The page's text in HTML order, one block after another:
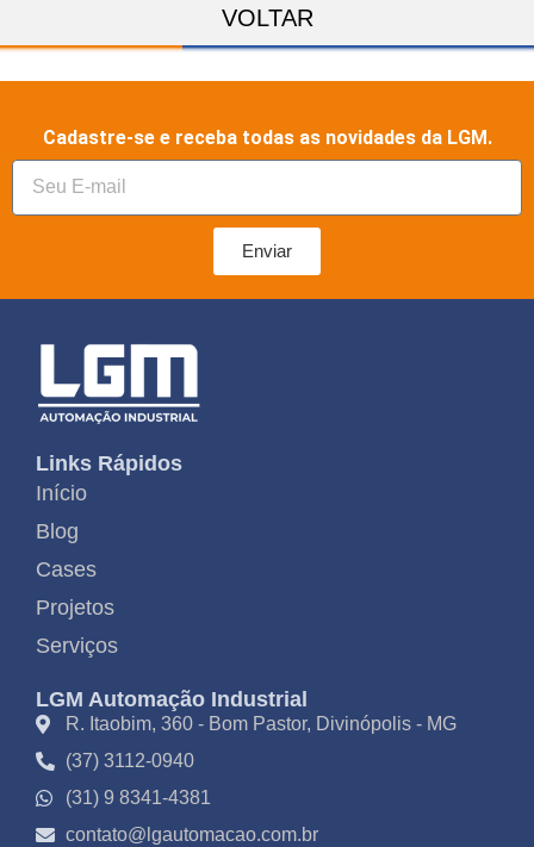
VOLTAR
Cadastre-se e receba todas as novidades da LGM.
Enviar
Links Rápidos
Início
Blog
Cases
Projetos
Serviços
LGM Automação Industrial
R. Itaobim, 360 - Bom Pastor, Divinópolis - MG
(37) 3112-0940
(31) 9 8341-4381
contato@lgautomacao.com.br